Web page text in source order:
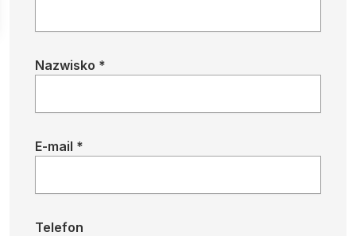
Nazwisko *
E-mail *
Telefon